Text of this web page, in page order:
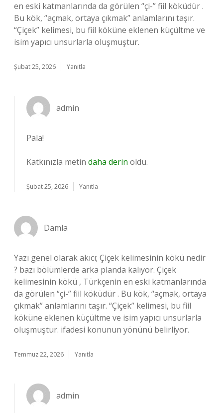
en eski katmanlarında da görülen “çi-” fiil köküdür .
Bu kök, “açmak, ortaya çıkmak” anlamlarını taşır.
“Çiçek” kelimesi, bu fiil köküne eklenen küçültme ve
isim yapıcı unsurlarla oluşmuştur.
Şubat 25, 2026 Yanıtla
admin
Pala!
Katkınızla metin daha derin oldu.
Şubat 25, 2026 Yanıtla
Damla
Yazı genel olarak akıcı; Çiçek kelimesinin kökü nedir
? bazı bölümlerde arka planda kalıyor. Çiçek
kelimesinin kökü , Türkçenin en eski katmanlarında
da görülen “çi-” fiil köküdür . Bu kök, “açmak, ortaya
çıkmak” anlamlarını taşır. “Çiçek” kelimesi, bu fiil
köküne eklenen küçültme ve isim yapıcı unsurlarla
oluşmuştur. ifadesi konunun yönünü belirliyor.
Temmuz 22, 2026 Yanıtla
admin